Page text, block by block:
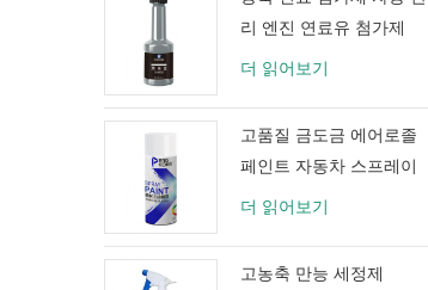
리 엔진 연료유 첨가제
80ml
더 읽어보기
고품질 금도금 에어로졸
페인트 자동차 스프레이
페인트
더 읽어보기
고농축 만능 세정제